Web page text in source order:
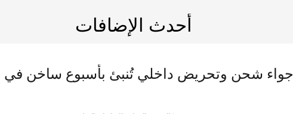
أحدث الإضافات
أجواء شحن وتحريض داخلي تُنبئ بأسبوع ساخن في